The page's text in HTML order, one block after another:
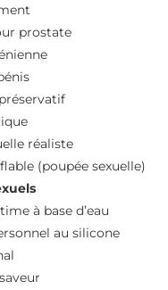
prostate
réaliste
(poupée sexuelle)
à base d’eau
au silicone